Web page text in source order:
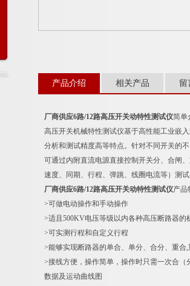
产品介绍 相关产品 留
厂商供应6路/12路高压开关动特性测试仪简单
高压开关机械特性测试仪基于高性能工业嵌
分析和测试精度高等特点。针对不同开关的
可通过内附直流电源直接控制开关分、合闸
速度、同期、行程、弹跳、线圈电流等）测试
厂商供应6路/12路高压开关动特性测试仪产品
>可做电动操作和手动操作
>适且500KV电压等级以内各种高压断路器的
>可实测行程和自定义行程
>能够实现断路器的单合、单分、合分、重合
>接线方便，操作简单，操作时只需一次合
数据及运动曲线图